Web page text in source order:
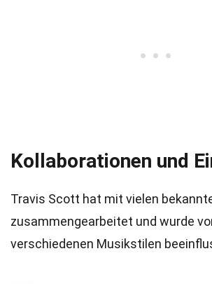
Kollaborationen und
Travis Scott hat mit vielen
zusammengearbeitet und wurde
verschiedenen Musikstilen